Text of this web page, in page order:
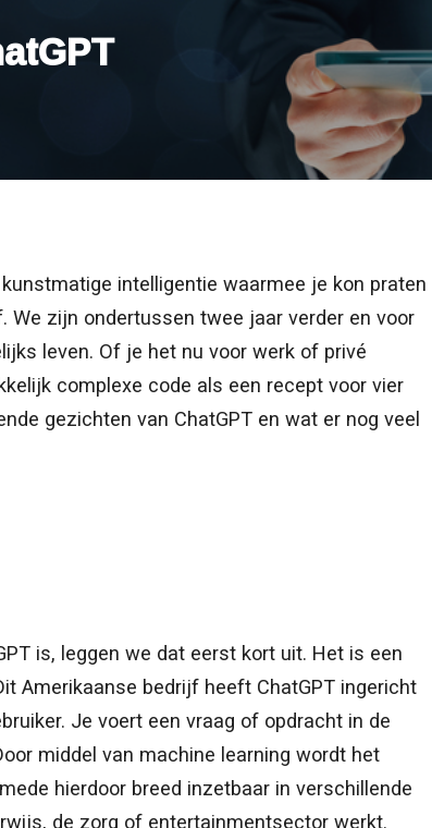
intelligentie waarmee je kon praten
zijn ondertussen twee jaar verder en voor
leven. Of je het nu voor werk of privé
complexe code als een recept voor vier
gezichten van ChatGPT en wat er nog veel
is, leggen we dat eerst kort uit. Het is een
Amerikaanse bedrijf heeft ChatGPT ingericht
Je voert een vraag of opdracht in de
middel van machine learning wordt het
hierdoor breed inzetbaar in verschillende
de zorg of entertainmentsector werkt.